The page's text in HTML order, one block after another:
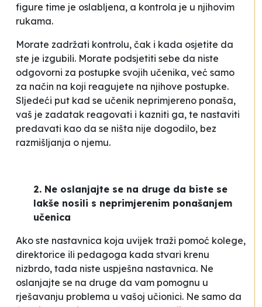
figure time je oslabljena, a kontrola je u njihovim
rukama.
Morate zadržati kontrolu, čak i kada osjetite da
ste je izgubili. Morate podsjetiti sebe da niste
odgovorni za postupke svojih učenika, već samo
za način na koji reagujete na njihove postupke.
Sljedeći put kad se učenik neprimjereno ponaša,
vaš je zadatak reagovati i kazniti ga, te nastaviti
predavati kao da se ništa nije dogodilo, bez
razmišljanja o njemu.
2. Ne oslanjajte se na druge da biste se
lakše nosili s neprimjerenim ponašanjem
učenica
Ako ste nastavnica koja uvijek traži pomoć kolege,
direktorice ili pedagoga kada stvari krenu
nizbrdo, tada niste uspješna nastavnica. Ne
oslanjajte se na druge da vam pomognu u
rješavanju problema u vašoj učionici. Ne samo da